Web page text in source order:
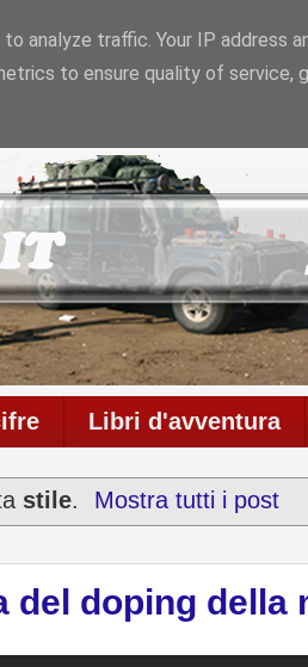
Libri d'avventura
stile. Mostra tutti i post
doping della
analyze traffic. Your IP address
to ensure quality of service,